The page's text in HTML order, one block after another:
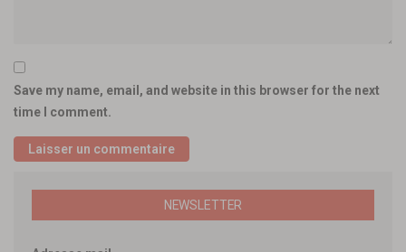
Save my name, email, and website in this browser for the next
time I comment.
NEWSLETTER